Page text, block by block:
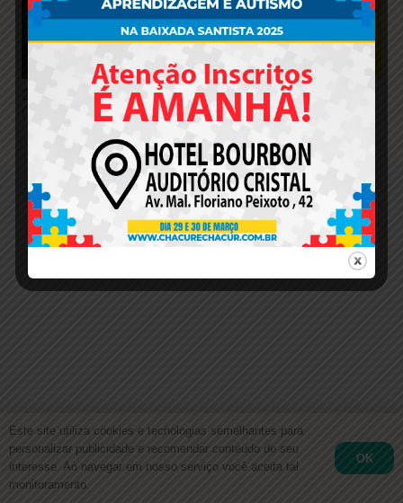
2º Edição da I jornada sobre Aprendizagem e Autismo
Este site utiliza cookies e tecnologias semelhantes para
personalizar publicidade e recomendar conteúdo de seu
interesse. Ao navegar em nosso serviço você aceita tal
monitoramento.
OK